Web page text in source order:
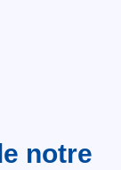
notre